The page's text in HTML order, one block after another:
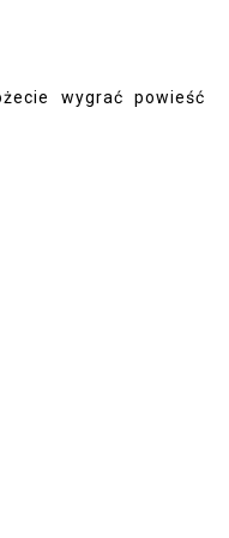
wygrać powieść